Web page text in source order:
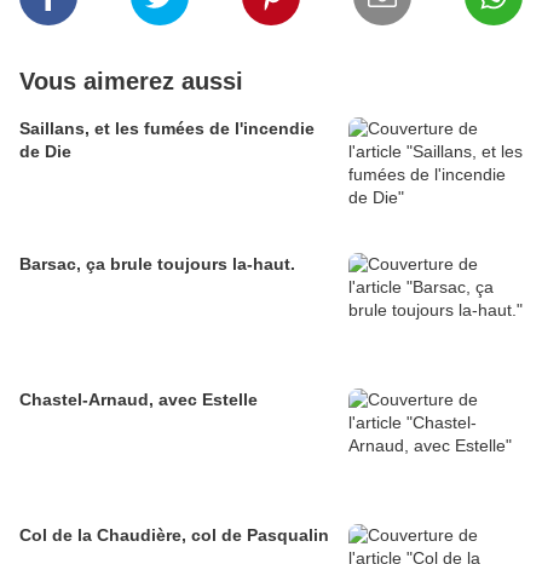
Vous aimerez aussi
Saillans, et les fumées de l'incendie
de Die
Barsac, ça brule toujours la-haut.
Chastel-Arnaud, avec Estelle
Col de la Chaudière, col de Pasqualin